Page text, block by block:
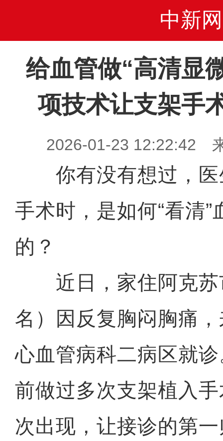
中新网
给血管做“高清显
项技术让支架手
2026-01-23 12:22:42
你有没有想过，医
手术时，是如何“看清”
的？
近日，家住阿克苏
名）因反复胸闷胸痛
心血管病科二病区就
前做过多次支架植入
次出现，让接诊的第